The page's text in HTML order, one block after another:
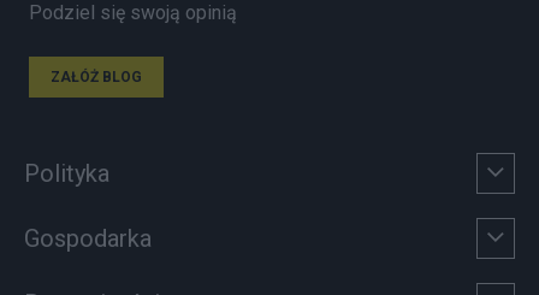
Podziel się swoją opinią
ZAŁÓŻ BLOG
Polityka
Gospodarka